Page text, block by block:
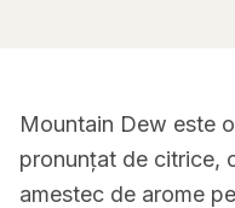
Mountain Dew este
pronunțat de citrice,
amestec de arome